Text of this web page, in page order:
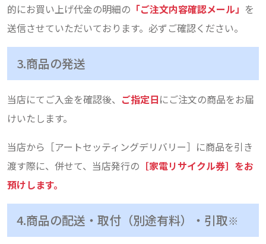
的にお買い上げ代金の明細の 「ご注文内容確認メール」 を
送信させていただいております。必ずご確認ください。
3.商品の発送
当店にてご入金を確認後、 ご指定日にご注文の商品をお届
けいたします。
当店から［アートセッティングデリバリー］に商品を引き
渡す際に、併せて、当店発行の ［家電リサイクル券］をお
預けします。
4.商品の配送・取付（別途有料）・引取※